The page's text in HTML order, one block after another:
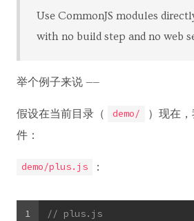
Use CommonJS modules
with no build step and no web
举个例子来说 ——
假设在当前目录（ demo/
）现在
件：
demo/plus.js ：
1
// plus.js